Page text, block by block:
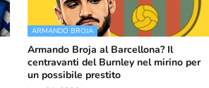
ARMANDO BROJA
Armando Broja al Barcellona? Il
centravanti del Burnley nel mirino per
un possibile prestito